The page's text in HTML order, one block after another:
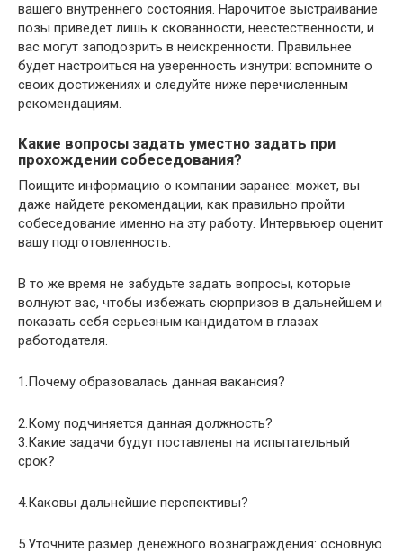
вашего внутреннего состояния. Нарочитое выстраивание
позы приведет лишь к скованности, неестественности, и
вас могут заподозрить в неискренности. Правильнее
будет настроиться на уверенность изнутри: вспомните о
своих достижениях и следуйте ниже перечисленным
рекомендациям.
Какие вопросы задать уместно задать при
прохождении собеседования?
Поищите информацию о компании заранее: может, вы
даже найдете рекомендации, как правильно пройти
собеседование именно на эту работу. Интервьюер оценит
вашу подготовленность.
В то же время не забудьте задать вопросы, которые
волнуют вас, чтобы избежать сюрпризов в дальнейшем и
показать себя серьезным кандидатом в глазах
работодателя.
1.Почему образовалась данная вакансия?
2.Кому подчиняется данная должность?
3.Какие задачи будут поставлены на испытательный
срок?
4.Каковы дальнейшие перспективы?
5.Уточните размер денежного вознаграждения: основную